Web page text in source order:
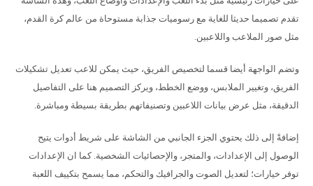
تقدم تصميما حديثا للغاية مع رسوميات جذابة مستوحاة من عالم كرة القدم،
مثل صور الملاعب واللاعبين.
وتضم الواجهة أيضا قسما لتخصيص الفريق، حيث يمكن للاعب تعديل تشكيلات
الفريق، وتغيير الملابس، ووضع الخطط، ويركز التصميم هنا على التفاصيل
الدقيقة، مثل عرض بيانات اللاعبين وتصنيفاتهم بطريقة بسيطة ومباشرة.
إضافةً إلى ذلك يحتوي الجزء الجانبي من الشاشة على شريط أدوات يتيح
الوصول إلى الإعدادات، والمتجر، والإحصائيات الشخصية. كما ان الإعدادات
توفر خيارات؛ لتعديل الصوت والجرافيك والتحكم، مما يسمح بتكييف اللعبة